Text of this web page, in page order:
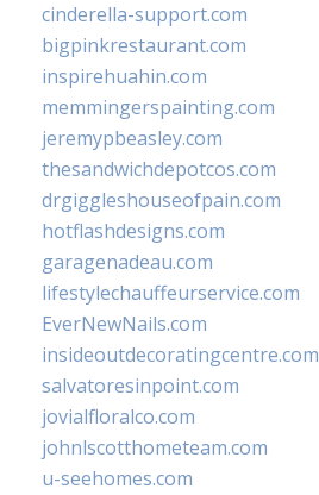
cinderella-support.com
bigpinkrestaurant.com
inspirehuahin.com
memmingerspainting.com
jeremypbeasley.com
thesandwichdepotcos.com
drgiggleshouseofpain.com
hotflashdesigns.com
garagenadeau.com
lifestylechauffeurservice.com
EverNewNails.com
insideoutdecoratingcentre.com
salvatoresinpoint.com
jovialfloralco.com
johnlscotthometeam.com
u-seehomes.com